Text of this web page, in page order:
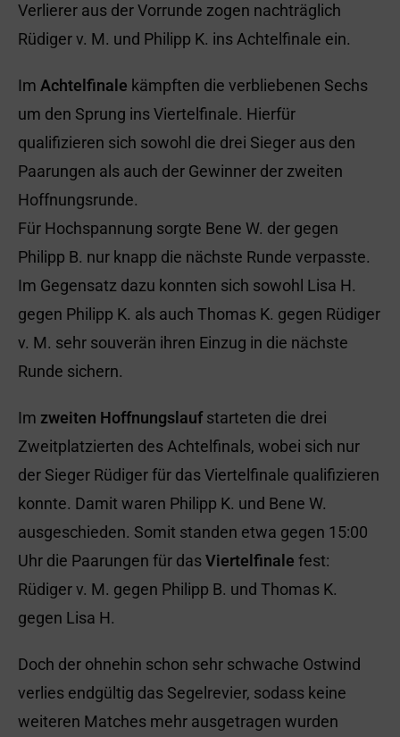
Verlierer aus der Vorrunde zogen nachträglich
Rüdiger v. M. und Philipp K. ins Achtelfinale ein.
Im Achtelfinale kämpften die verbliebenen Sechs
um den Sprung ins Viertelfinale. Hierfür
qualifizieren sich sowohl die drei Sieger aus den
Paarungen als auch der Gewinner der zweiten
Hoffnungsrunde.
Für Hochspannung sorgte Bene W. der gegen
Philipp B. nur knapp die nächste Runde verpasste.
Im Gegensatz dazu konnten sich sowohl Lisa H.
gegen Philipp K. als auch Thomas K. gegen Rüdiger
v. M. sehr souverän ihren Einzug in die nächste
Runde sichern.
Im zweiten Hoffnungslaufstarteten die drei
Zweitplatzierten des Achtelfinals, wobei sich nur
der Sieger Rüdiger für das Viertelfinale qualifizieren
konnte. Damit waren Philipp K. und Bene W.
ausgeschieden. Somit standen etwa gegen 15:00
Uhr die Paarungen für dasViertelfinale fest:
Rüdiger v. M. gegen Philipp B. und Thomas K.
gegen Lisa H.
Doch der ohnehin schon sehr schwache Ostwind
verlies endgültig das Segelrevier, sodass keine
weiteren Matches mehr ausgetragen wurden